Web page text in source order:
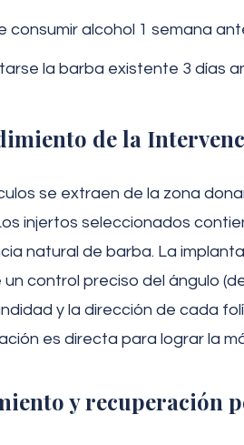
consumir alcohol 1 semana
la barba existente 3 días
de la
se extraen de la zona
injertos seleccionados
natural de barba. La
control preciso del ángulo
y la dirección de cada
es directa para lograr la
y recuperación